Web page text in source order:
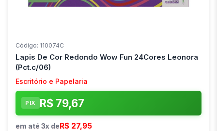
Código: 110074C
Lapis De Cor Redondo Wow Fun 24Cores Leonora
(Pct.c/06)
Escritório e Papelaria
PIX R$ 79,67
em até 3x deR$ 27,95